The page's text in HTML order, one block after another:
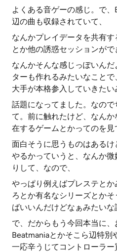
よくある音ゲーの感じ。で
辺の曲も収録されていて、
なんかプレイデータを共有
とか他の誘惑セッションがで
なんかそんな感じっぽいん
ターも作れるみたいなこと
大手が本格参入していきたい
話題になってました。なの
て。前に触れたけど、なん
在するゲームとかってのを見
面白そうに思うものはある
やるかっていうと、なんか
りして、なので、
やっぱり例えばプレステと
ろとか有名なシリーズとか
ばいいんだけどなぁみたいな
で、だからもう今回本当に、
Beatmaniaとかそこら辺特別
一応辛うじてコントローラー